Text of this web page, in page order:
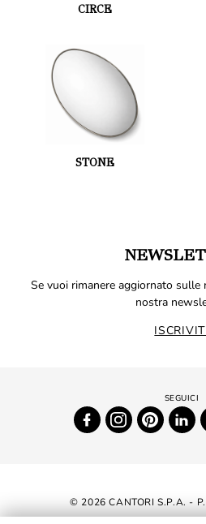
CIRCE
STONE
Se vuoi rimanere aggiornato
nostra
© 2026 CANTORI S.P.A. -